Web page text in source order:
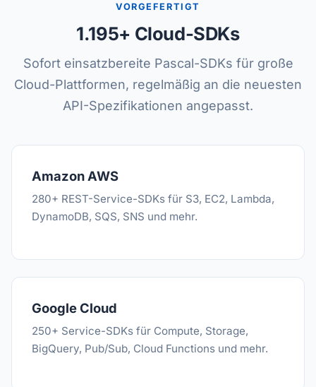
VORGEFERTIGT
1.195+ Cloud-SDKs
Sofort einsatzbereite Pascal-SDKs für große
Cloud-Plattformen, regelmäßig an die neuesten
API-Spezifikationen angepasst.
Amazon AWS
280+ REST-Service-SDKs für S3, EC2, Lambda,
DynamoDB, SQS, SNS und mehr.
Google Cloud
250+ Service-SDKs für Compute, Storage,
BigQuery, Pub/Sub, Cloud Functions und mehr.